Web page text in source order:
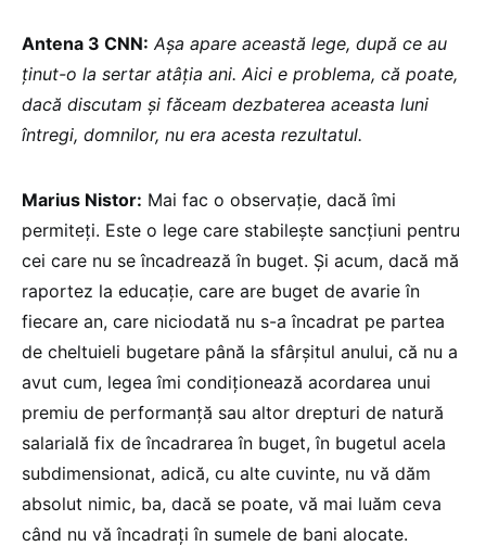
Antena 3 CNN: Așa apare această lege, după ce au
ținut-o la sertar atâția ani. Aici e problema, că poate,
dacă discutam și făceam dezbaterea aceasta luni
întregi, domnilor, nu era acesta rezultatul.
Marius Nistor: Mai fac o observație, dacă îmi
permiteți. Este o lege care stabilește sancțiuni pentru
cei care nu se încadrează în buget. Și acum, dacă mă
raportez la educație, care are buget de avarie în
fiecare an, care niciodată nu s-a încadrat pe partea
de cheltuieli bugetare până la sfârșitul anului, că nu a
avut cum, legea îmi condiționează acordarea unui
premiu de performanță sau altor drepturi de natură
salarială fix de încadrarea în buget, în bugetul acela
subdimensionat, adică, cu alte cuvinte, nu vă dăm
absolut nimic, ba, dacă se poate, vă mai luăm ceva
când nu vă încadrați în sumele de bani alocate.